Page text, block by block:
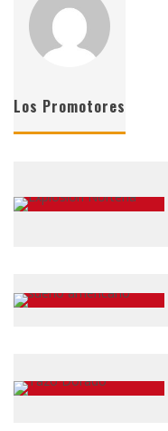
Los Promotores